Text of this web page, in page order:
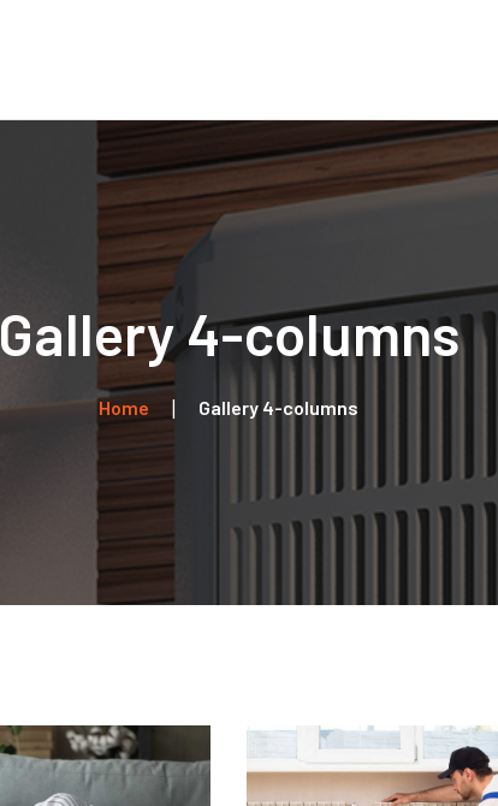
Über uns
Leistungen
Kontakt
Gallery 4-columns
Home Gallery 4-columns